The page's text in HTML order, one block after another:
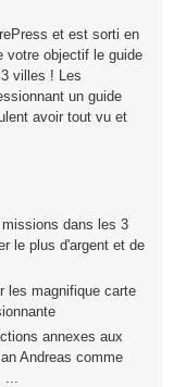
et est sorti en
votre objectif le guide
villes ! Les
un guide
avoir tout vu et
dans les 3
le plus d'argent et de
les magnifique carte
annexes aux
Andreas comme
...